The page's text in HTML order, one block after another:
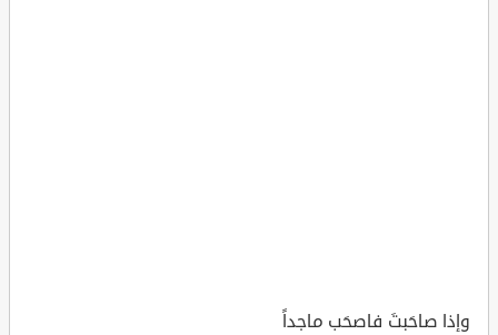
وإذا صاحَبتَ فاصحَب ماجداً